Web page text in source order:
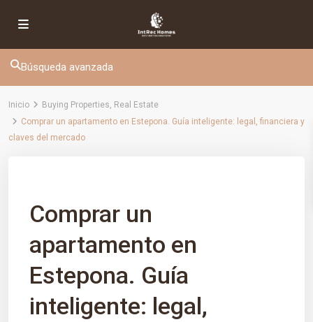
Búsqueda avanzada
Inicio Buying Properties, Real Estate
Comprar un apartamento en Estepona. Guía inteligente: legal, financiera y
claves del mercado
Comprar un
apartamento en
Estepona. Guía
inteligente: legal,